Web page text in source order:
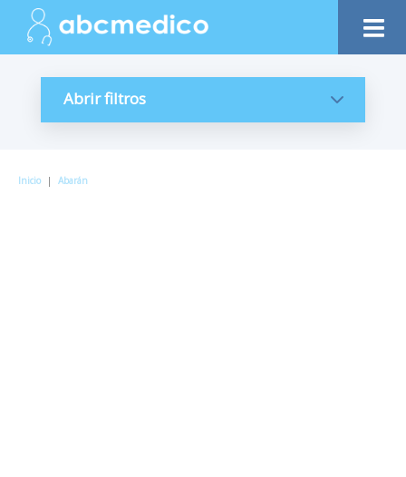
Abrir filtros
Inicio | Abarán